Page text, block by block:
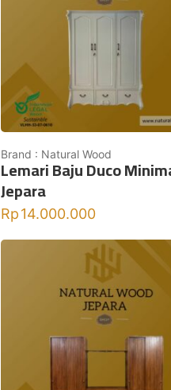
Brand : Natural Wood
Lemari Baju Duco
Jepara
Rp14.000.000